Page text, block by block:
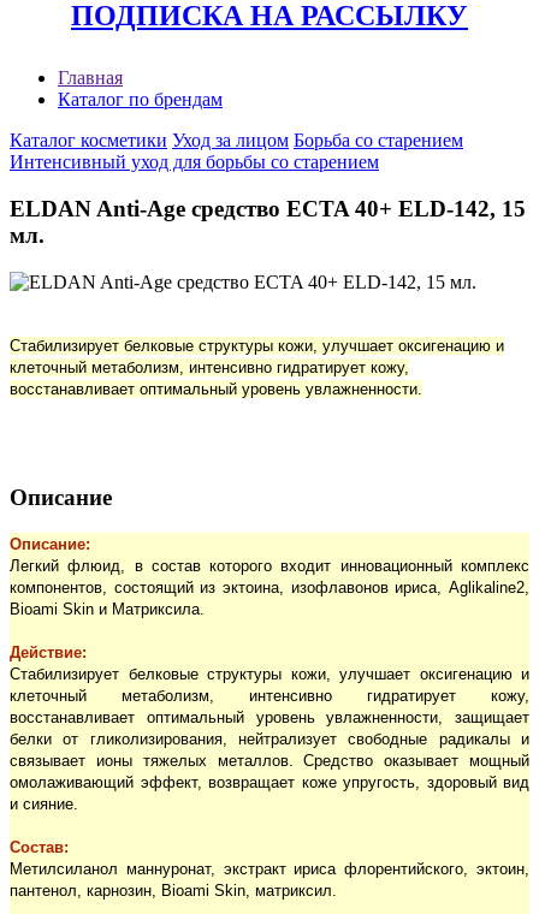
ПОДПИСКА НА РАССЫЛКУ
Главная
Каталог по брендам
Каталог косметики Уход за лицом Борьба со старением
Интенсивный уход для борьбы со старением
ELDAN Anti-Age средство ECTA 40+ ELD-142, 15
мл.
Стабилизирует белковые структуры кожи, улучшает оксигенацию и
клеточный метаболизм, интенсивно гидратирует кожу,
восстанавливает оптимальный уровень увлажненности.
Описание
Описание:
Легкий флюид, в состав которого входит инновационный комплекс
компонентов, состоящий из эктоина, изофлавонов ириса, Aglikaline2,
Bioami Skin и Матриксила.
Действие:
Стабилизирует белковые структуры кожи, улучшает оксигенацию и
клеточный метаболизм, интенсивно гидратирует кожу,
восстанавливает оптимальный уровень увлажненности, защищает
белки от гликолизирования, нейтрализует свободные радикалы и
связывает ионы тяжелых металлов. Средство оказывает мощный
омолаживающий эффект, возвращает коже упругость, здоровый вид
и сияние.
Состав:
Метилсиланол маннуронат, экстракт ириса флорентийского, эктоин,
пантенол, карнозин, Bioami Skin, матриксил.